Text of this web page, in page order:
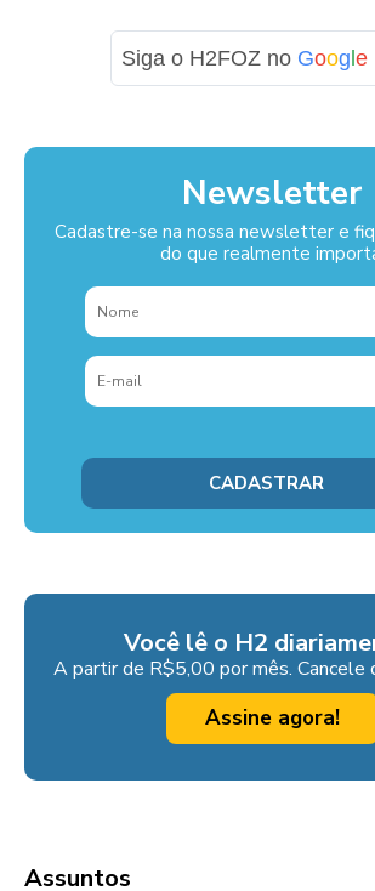
Siga o H2FOZ no Google
Newsletter
Cadastre-se na nossa newsletter e
do que realmente
Você lê o H2
A partir de R$5,00 por mês. Cancele
Assine agora!
Assuntos